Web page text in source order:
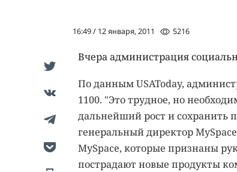
16:49 / 12 января, 2011 5216
Вчера администрация
По данным USAToday,
1100. "Это трудное, но
дальнейший рост и сохранить
генеральный директор
MySpace, которые признаны
пострадают новые продукты